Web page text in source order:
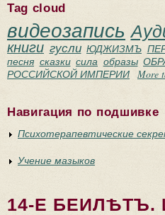
Tag cloud
видеозапись
книги гусли ЮДЖИЗМЪ
песня сказки сила образы
РОССИЙСКОЙ ИМПЕРИИ More
Навигация по подшивке
Психотерапевтические
Учение мазыков
14-Е БЕИЛѢТЪ.